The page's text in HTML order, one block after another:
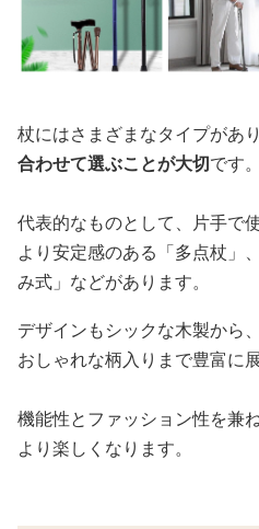
杖にはさまざまなタイプがあり
合わせて選ぶことが大切です。
代表的なものとして、片手で
より安定感のある「多点杖」
み式」などがあります。
デザインもシックな木製から
おしゃれな柄入りまで豊富に展
機能性とファッション性を兼
より楽しくなります。